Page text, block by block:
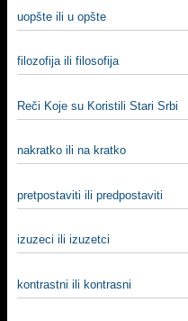
uopšte ili u opšte
filozofija ili filosofija
Reči Koje su Koristili Stari Srbi
nakratko ili na kratko
pretpostaviti ili predpostaviti
izuzeci ili izuzetci
kontrastni ili kontrasni